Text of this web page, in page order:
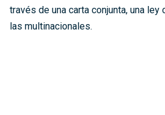
través de una carta conjunta, una
las multinacionales.